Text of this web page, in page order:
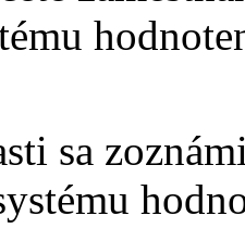
sa